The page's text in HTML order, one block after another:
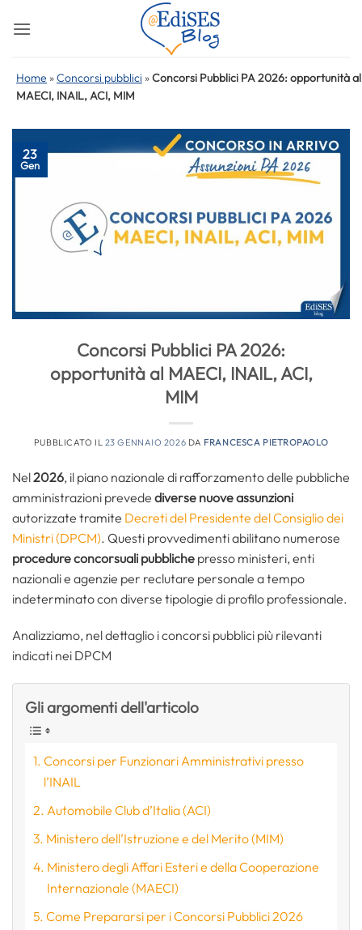
Home »Concorsi pubblici »Concorsi Pubblici PA 2026: opportunità al
MAECI, INAIL, ACI, MIM
23
Gen
Concorsi Pubblici PA 2026:
opportunità al MAECI, INAIL, ACI,
MIM
PUBBLICATO IL 23 GENNAIO 2026 DA FRANCESCA PIETROPAOLO
Nel2026, il piano nazionale di rafforzamento delle pubbliche
amministrazioni prevede diverse nuove assunzioni
autorizzate tramite Decreti del Presidente del Consiglio dei
Ministri (DPCM). Questi provvedimenti abilitano numerose
procedure concorsuali pubbliche presso ministeri, enti
nazionali e agenzie per reclutare personale a tempo
indeterminato con diverse tipologie di profilo professionale.
Analizziamo, nel dettaglio i concorsi pubblici più rilevanti
indicati nei DPCM
Gli argomenti dell'articolo
Concorsi per Funzionari Amministrativi presso
l’INAIL
Automobile Club d’Italia (ACI)
Ministero dell’Istruzione e del Merito (MIM)
Ministero degli Affari Esteri e della Cooperazione
Internazionale (MAECI)
Come Prepararsi per i Concorsi Pubblici 2026